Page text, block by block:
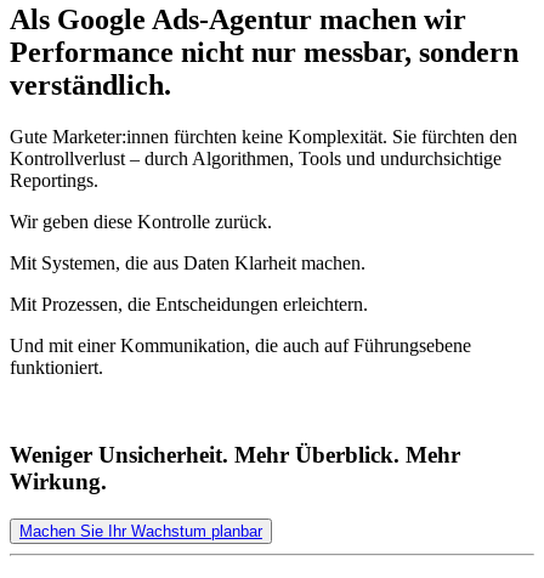
Als Google Ads-Agentur machen wir
Performance nicht nur messbar, sondern
verständlich.
Gute Marketer:innen fürchten keine Komplexität. Sie fürchten den
Kontrollverlust – durch Algorithmen, Tools und undurchsichtige
Reportings.
Wir geben diese Kontrolle zurück.
Mit Systemen, die aus Daten Klarheit machen.
Mit Prozessen, die Entscheidungen erleichtern.
Und mit einer Kommunikation, die auch auf Führungsebene
funktioniert.
Weniger Unsicherheit. Mehr Überblick. Mehr
Wirkung.
Machen Sie Ihr Wachstum planbar